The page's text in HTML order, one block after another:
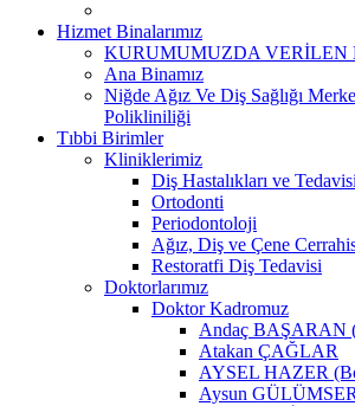
Hizmet Binalarımız
KURUMUMUZDA VERİLEN
Ana Binamız
Niğde Ağız Ve Diş Sağlığı
Polikliniliği
Tıbbi Birimler
Kliniklerimiz
Diş Hastalıkları ve Tedavisi
Ortodonti
Periodontoloji
Ağız, Diş ve Çene
Restoratfi Diş Tedavisi
Doktorlarımız
Doktor Kadromuz
Andaç BAŞARAN
Atakan ÇAĞLAR
AYSEL HAZER
Aysun